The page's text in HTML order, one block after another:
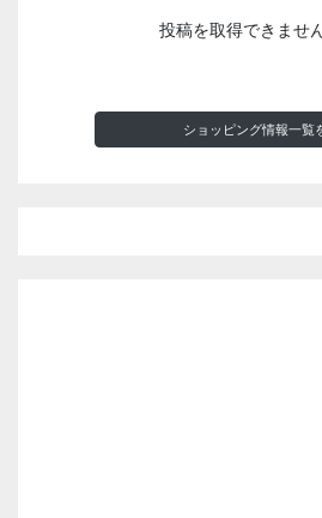
投稿を取得できませ
ショッピング情報一覧